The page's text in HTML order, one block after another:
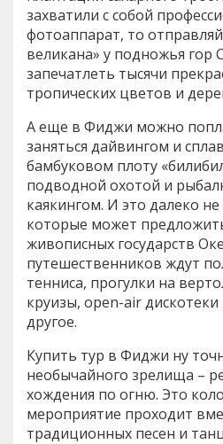
захватили с собой
фотоаппарат, то
великана» у подножья гор
запечатлеть тысячи
тропических цветов и
А еще в Фиджи можно
заняться дайвингом и
бамбуковом плоту
подводной охотой и
каякингом. И это далеко не
которые может
живописных государств
путешественников ждут
тенниса, прогулки на
круизы, open-air
другое.
Купить тур в Фиджи ну
необычайного зрелища –
хождения по огню. Это
мероприятие проходит
традиционных песен и